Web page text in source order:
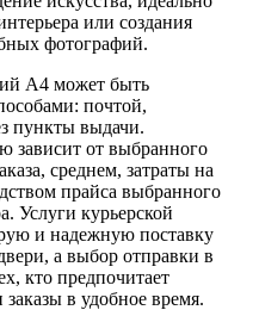
или создания
фотографий.
А4 может быть
почтой,
пункты выдачи.
зависит от выбранного
среднем, затраты на
прайса выбранного
Услуги курьерской
и надежную поставку
а выбор отправки в
кто предпочитает
заказы в удобное время.